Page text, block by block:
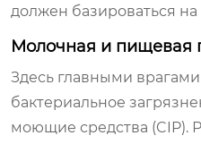
должен базироваться
Молочная и пищевая
Здесь главными
бактериальное
моющие средства (CIP).